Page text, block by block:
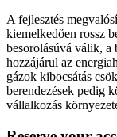
A fejlesztés
kiemelkedően rossz
besorolásúvá válik, a
hozzájárul az
gázok kibocsátás
berendezések pedig
vállalkozás